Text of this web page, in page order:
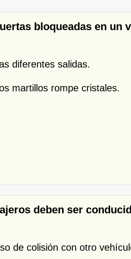
bloqueadas en un
diferentes salidas.
martillos rompe cristales.
deben ser
de colisión con otro